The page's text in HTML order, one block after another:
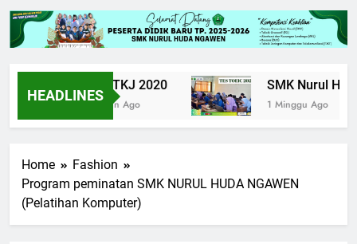
HEADLINES
UPK TKJ 2020
6 Tahun Ago
SMK Nurul
1 Minggu Ago
Home
Fashion
Program peminatan SMK NURUL HUDA NGAWEN
(Pelatihan Komputer)